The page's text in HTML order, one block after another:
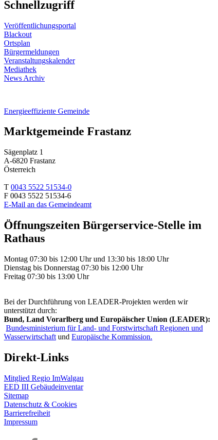
Schnellzugriff
Veröffentlichungsportal
Blackout
Ortsplan
Bürgermeldungen
Veranstaltungskalender
Mediathek
News Archiv
Energieeffiziente Gemeinde
Marktgemeinde Frastanz
Sägenplatz 1
A-6820 Frastanz
Österreich
T 0043 5522 51534-0
F 0043 5522 51534-6
E-Mail an das Gemeindeamt
Öffnungszeiten Bürgerservice-Stelle im
Rathaus
Montag 07:30 bis 12:00 Uhr und 13:30 bis 18:00 Uhr
Dienstag bis Donnerstag 07:30 bis 12:00 Uhr
Freitag 07:30 bis 13:00 Uhr
Bei der Durchführung von LEADER-Projekten werden wir
unterstützt durch:
Bund, Land Vorarlberg und Europäischer Union (LEADER):
Bundesministerium für Land- und Forstwirtschaft Regionen und
Wasserwirtschaft und Europäische Kommission.
Direkt-Links
Mitglied Regio ImWalgau
EED III Gebäudeinventar
Sitemap
Datenschutz & Cookies
Barrierefreiheit
Impressum